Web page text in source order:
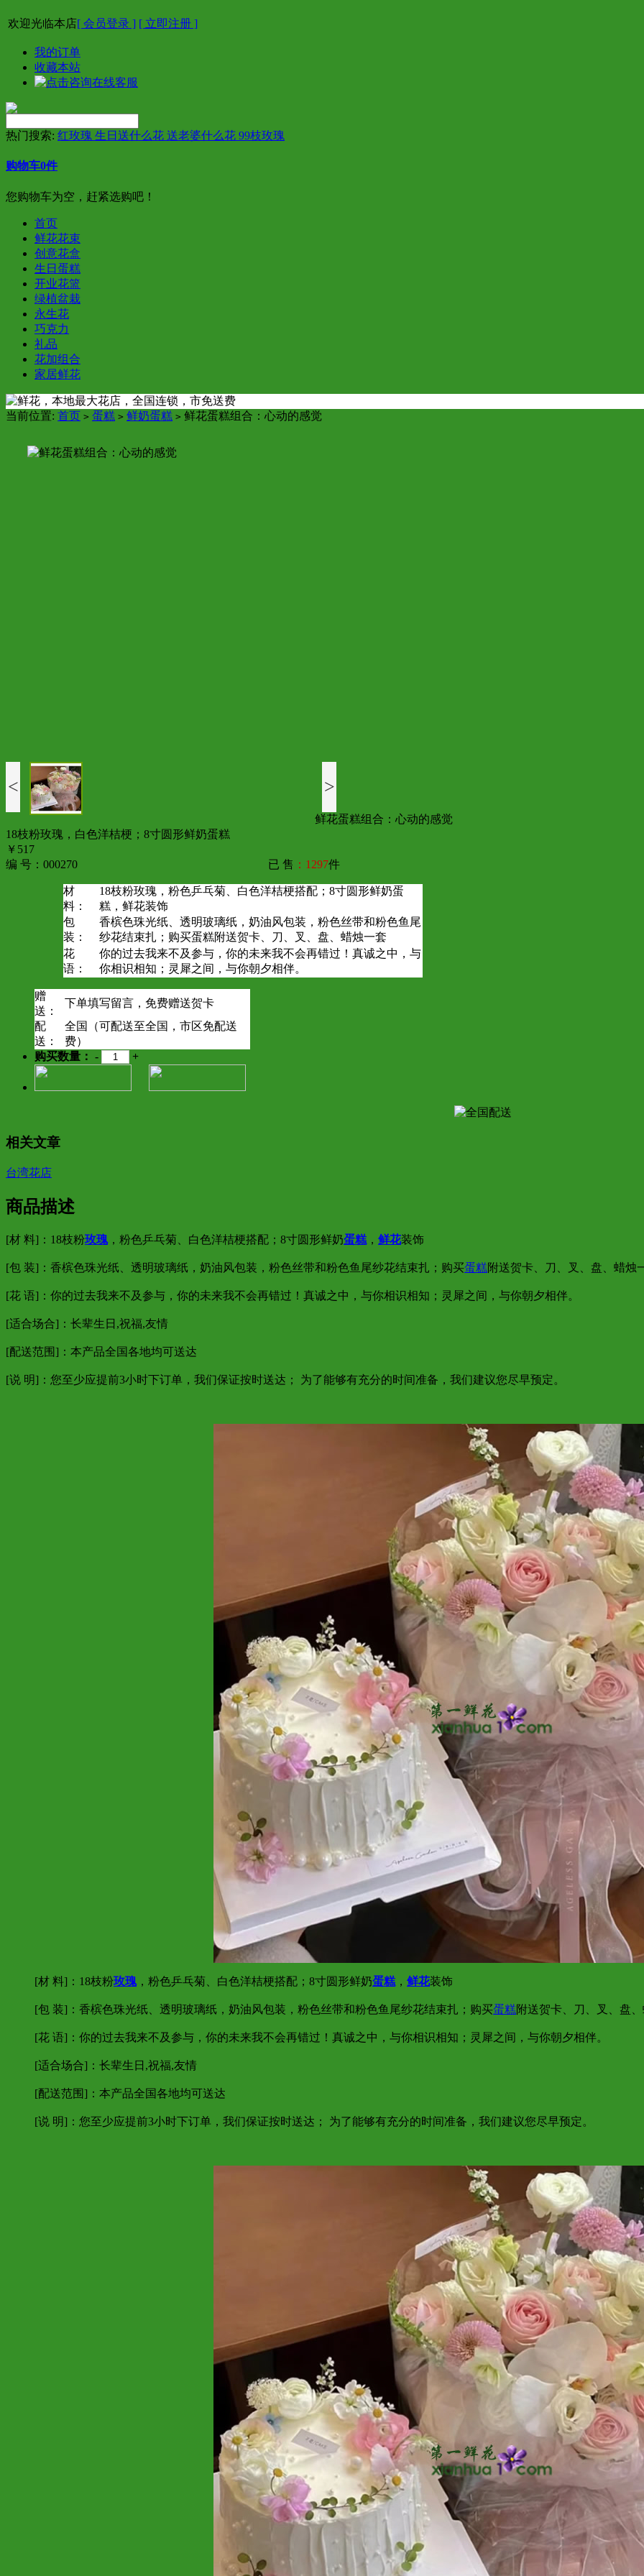
欢迎光临本店[ 会员登录 ] [ 立即注册 ]
我的订单
收藏本站
热门搜索: 红玫瑰 生日送什么花 送老婆什么花 99枝玫瑰
购物车0件
您购物车为空，赶紧选购吧！
首页
鲜花花束
创意花盒
生日蛋糕
开业花篮
绿植盆栽
永生花
巧克力
礼品
花加组合
家居鲜花
当前位置: 首页 > 蛋糕 > 鲜奶蛋糕 > 鲜花蛋糕组合：心动的感觉
< >
鲜花蛋糕组合：心动的感觉
18枝粉玫瑰，白色洋桔梗；8寸圆形鲜奶蛋糕
￥517
编 号：000270
已 售 ：1297件
材
料：
18枝粉玫瑰，粉色乒乓菊、白色洋桔梗搭配；8寸圆形鲜奶蛋
糕，鲜花装饰
包
装：
香槟色珠光纸、透明玻璃纸，奶油风包装，粉色丝带和粉色鱼尾
纱花结束扎；购买蛋糕附送贺卡、刀、叉、盘、蜡烛一套
花
语：
你的过去我来不及参与，你的未来我不会再错过！真诚之中，与
你相识相知；灵犀之间，与你朝夕相伴。
赠
送：
下单填写留言，免费赠送贺卡
配
送：
全国（可配送至全国，市区免配送
费）
购买数量： - +
相关文章
台湾花店
商品描述
[材 料]：18枝粉玫瑰，粉色乒乓菊、白色洋桔梗搭配；8寸圆形鲜奶蛋糕 ， 鲜花装饰
[包 装]：香槟色珠光纸、透明玻璃纸，奶油风包装，粉色丝带和粉色鱼尾纱花结束扎；购买蛋糕附送贺卡、刀、叉、盘、蜡烛
[花 语]：你的过去我来不及参与，你的未来我不会再错过！真诚之中，与你相识相知；灵犀之间，与你朝夕相伴。
[适合场合]：长辈生日,祝福,友情
[配送范围]：本产品全国各地均可送达
[说 明]：您至少应提前3小时下订单，我们保证按时送达； 为了能够有充分的时间准备，我们建议您尽早预定。
[材 料]：18枝粉玫瑰，粉色乒乓菊、白色洋桔梗搭配；8寸圆形鲜奶蛋糕 ， 鲜花装饰
[包 装]：香槟色珠光纸、透明玻璃纸，奶油风包装，粉色丝带和粉色鱼尾纱花结束扎；购买蛋糕附送贺卡、刀、叉、盘
[花 语]：你的过去我来不及参与，你的未来我不会再错过！真诚之中，与你相识相知；灵犀之间，与你朝夕相伴。
[适合场合]：长辈生日,祝福,友情
[配送范围]：本产品全国各地均可送达
[说 明]：您至少应提前3小时下订单，我们保证按时送达； 为了能够有充分的时间准备，我们建议您尽早预定。